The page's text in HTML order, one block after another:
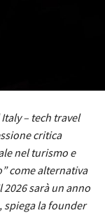
– tech travel
critica
nel turismo e
come alternativa
sarà un anno
spiega la founder